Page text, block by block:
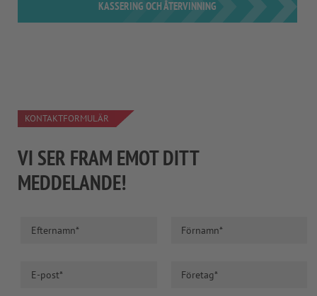
KASSERING OCH ÅTERVINNING
KONTAKTFORMULÄR
VI SER FRAM EMOT DITT
MEDDELANDE!